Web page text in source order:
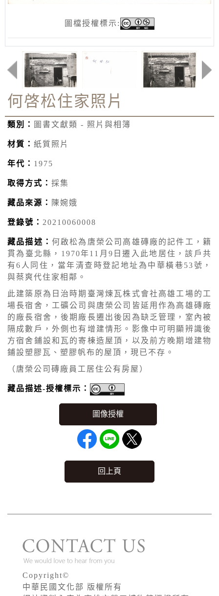
圖檔授權標示:
何啓松住家照片
類別： 圖書文獻類 - 照片與相簿
材質： 紙質照片
年代： 1975
取得方式： 採集
藏品來源： 陳婉娥
登錄號： 20210060008
藏品描述： 何啟松為唐榮公司高雄磚廠的記件工，籍
貫為臺北縣，1970年11月9日遷入此地居住，該戶共
有6人同住，當年清查時登記地址為中華橫巷53號，
與蔡爽代住家相鄰。
此建築原為日治時期臺灣煉瓦株式會社高雄工場的工
場長宿舍，工礦公司與唐榮公司皆延用作為高雄磚廠
的廠長宿舍，後期廠長遷出後因為缺乏管理，室內被
隔成數戶，外側也有增建情形。影像中可明顯辨識後
方宿舍鋪設和瓦的寄棟造屋頂，以及前方晚期增建物
鋪設塑膠瓦、塑膠帆布的屋頂，現已不存。
（唐榮公司磚廠員工居住公有房屋）
藏品描述-授權標示：
回上頁
Copyright©
中華民國文化部 版權所有